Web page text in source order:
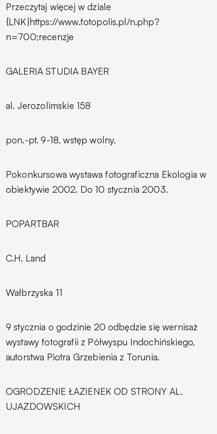
Przeczytaj więcej w dziale
{LNK|https://www.fotopolis.pl/n.php?
n=700;recenzje
GALERIA STUDIA BAYER
al. Jerozolimskie 158
pon.-pt. 9-18, wstęp wolny.
Pokonkursowa wystawa fotograficzna Ekologia w
obiektywie 2002. Do 10 stycznia 2003.
POPARTBAR
C.H. Land
Wałbrzyska 11
9 stycznia o godzinie 20 odbędzie się wernisaż
wystawy fotografii z Półwyspu Indochińskiego,
autorstwa Piotra Grzebienia z Torunia.
OGRODZENIE ŁAZIENEK OD STRONY AL.
UJAZDOWSKICH